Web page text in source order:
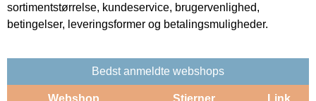
sortimentstørrelse, kundeservice, brugervenlighed,
betingelser, leveringsformer og betalingsmuligheder.
Bedst anmeldte webshops
Webshop Stjerner Link